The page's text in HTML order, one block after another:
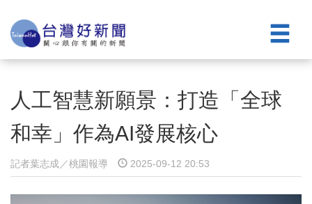
人工智慧新願景：打造「全球
和幸」作為AI發展核心
記者葉志成／桃園報導 2025-09-12 20:53